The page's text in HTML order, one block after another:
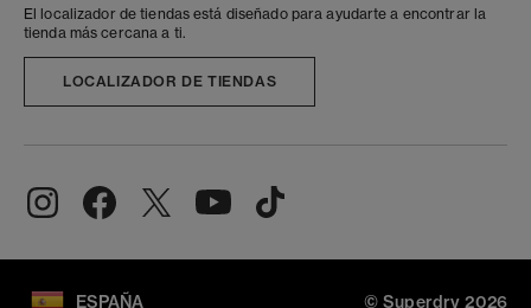
El localizador de tiendas está diseñado para ayudarte a encontrar la
tienda más cercana a ti.
LOCALIZADOR DE TIENDAS
ESPAÑA © Superdry 2026